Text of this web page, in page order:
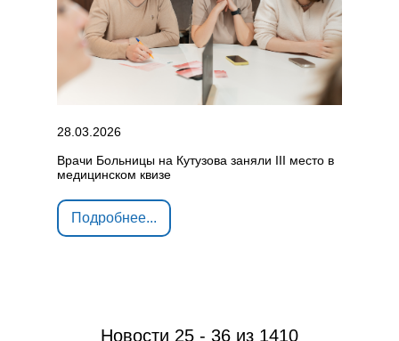
28.03.2026
Врачи Больницы на Кутузова заняли III место в
медицинском квизе
Подробнее...
Новости 25 - 36 из 1410